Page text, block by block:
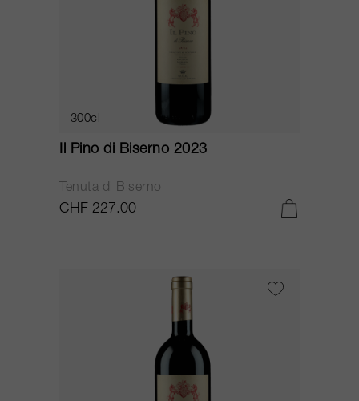
300cl
Il Pino di Biserno 2023
Tenuta di Biserno
CHF 227.00